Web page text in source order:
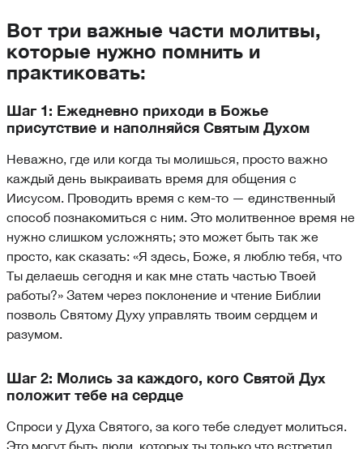
Вот три важные части молитвы,
которые нужно помнить и
практиковать:
Шаг 1: Ежедневно приходи в Божье
присутствие и наполняйся Святым Духом
Неважно, где или когда ты молишься, просто важно
каждый день выкраивать время для общения с
Иисусом. Проводить время с кем-то — единственный
способ познакомиться с ним. Это молитвенное время не
нужно слишком усложнять; это может быть так же
просто, как сказать: «Я здесь, Боже, я люблю тебя, что
Ты делаешь сегодня и как мне стать частью Твоей
работы?» Затем через поклонение и чтение Библии
позволь Святому Духу управлять твоим сердцем и
разумом.
Шаг 2: Молись за каждого, кого Святой Дух
положит тебе на сердце
Спроси у Духа Святого, за кого тебе следует молиться.
Это могут быть люди, которых ты только что встретил,